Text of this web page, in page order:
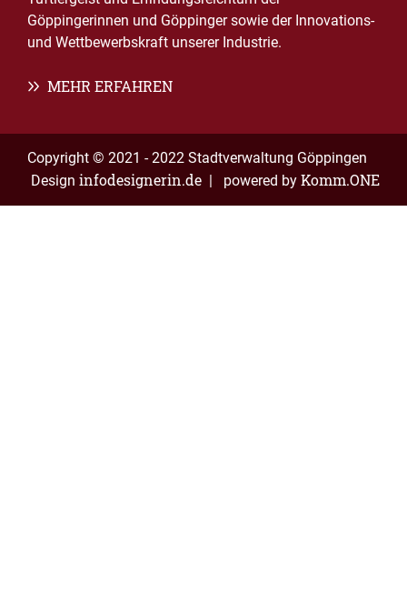
Göppingerinnen und Göppinger sowie der Innovations-
und Wettbewerbskraft unserer Industrie.
MEHR ERFAHREN
Copyright © 2021 - 2022 Stadtverwaltung Göppingen
Design infodesignerin.de | powered by Komm.ONE